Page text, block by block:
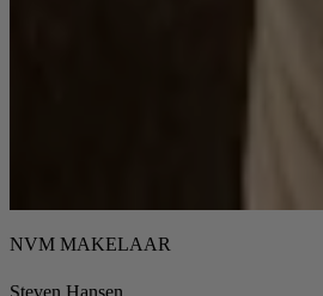
NVM MAKELAAR
Steven Hansen